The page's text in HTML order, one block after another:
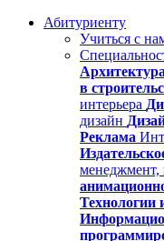
Абитуриенту
Учиться с
Архитектура
в
интерьера
дизайн
Реклама
менеджмент,
Технологии